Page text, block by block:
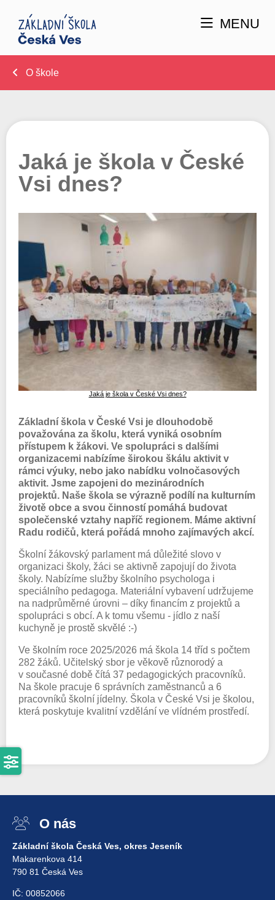
MENU
O škole
Jaká je škola v České
Vsi dnes?
Jaká je škola v České Vsi dnes?
Základní škola v České Vsi je dlouhodobě
považována za školu, která vyniká osobním
přístupem k žákovi. Ve spolupráci s dalšími
organizacemi nabízíme širokou škálu aktivit v
rámci výuky, nebo jako nabídku volnočasových
aktivit. Jsme zapojeni do mezinárodních
projektů. Naše škola se výrazně podílí na kulturním
životě obce a svou činností pomáhá budovat
společenské vztahy napříč regionem. Máme aktivní
Radu rodičů, která pořádá mnoho zajímavých akcí.
Školní žákovský parlament má důležité slovo v
organizaci školy, žáci se aktivně zapojují do života
školy. Nabízíme služby školního psychologa i
speciálního pedagoga. Materiální vybavení udržujeme
na nadprůměrné úrovni – díky financím z projektů a
spolupráci s obcí. A k tomu všemu - jídlo z naší
kuchyně je prostě skvělé :-)
Ve školním roce 2025/2026 má škola 14 tříd s počtem
282 žáků. Učitelský sbor je věkově různorodý a
v současné době čítá 37 pedagogických pracovníků.
Na škole pracuje 6 správních zaměstnanců a 6
pracovníků školní jídelny. Škola v České Vsi je školou,
která poskytuje kvalitní vzdělání ve vlídném prostředí.
O nás
Základní škola Česká Ves, okres Jeseník
Makarenkova 414
790 81 Česká Ves
IČ: 00852066